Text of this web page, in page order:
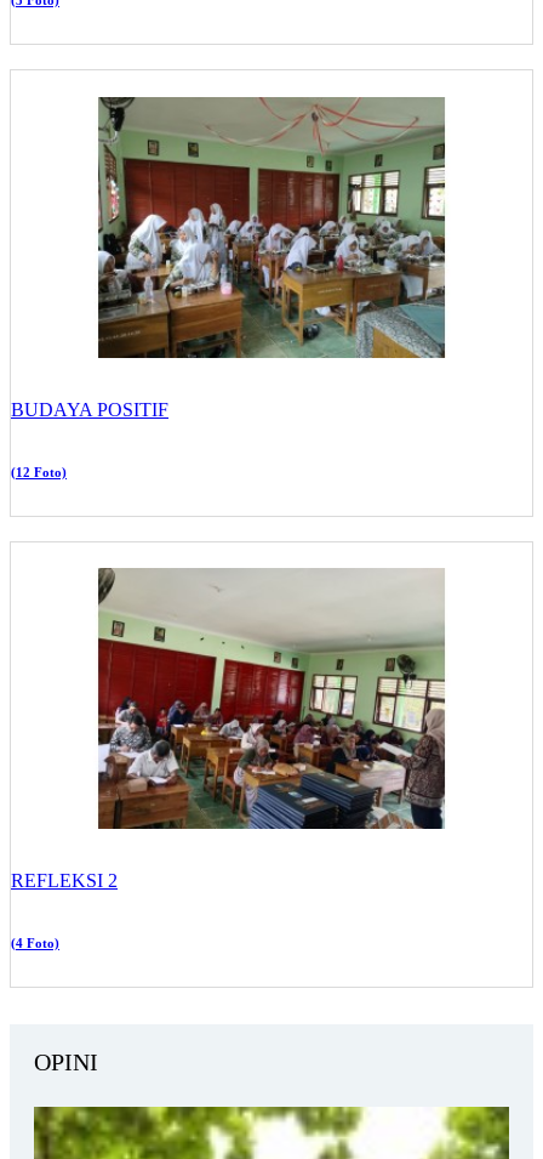
BUDAYA POSITIF
(12 Foto)
REFLEKSI 2
(4 Foto)
OPINI